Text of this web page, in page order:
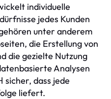
individuelle
jedes Kunden
unter anderem
die Erstellung von
die gezielte Nutzung
Analysen
sicher, dass jede
liefert.